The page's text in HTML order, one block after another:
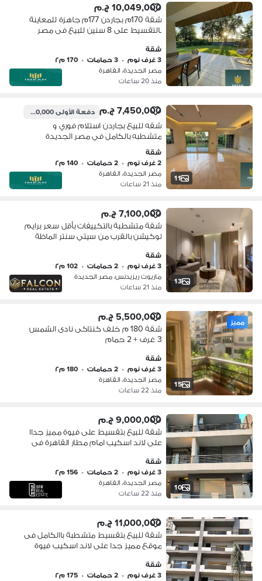
10,049,000 ج.م
شقة 170م بجاردن 177م جاهزة للمعاينة
بالتقسيط على 8 سنين للبيع فى مصر
شقة
3 غرف نوم
• 3 حمامات • 170 م٢
مصر الجديدة، القاهرة
منذ 20 ساعات
11
7,450,000 ج.م دفعة الأولى1,100,000 ج.م
شقه للبيع بجاردن استلام فوري و
متشطبه بالكامل في مصر الجديدة
الكاش
شقة
2 غرف نوم
• 2 حمامات • 140 م٢
مصر الجديدة، القاهرة
منذ 21 ساعات
13
7,100,000 ج.م
شقة متشطبة بالتكييفات بأقل سعر برايم
لوكيشن بالقرب من سيتي سنتر الماظة
Marriott
شقة
3 غرف نوم
• 2 حمامات • 102 م٢
ماريوت ريزيدنس، مصر الجديدة
منذ 21 ساعات
15
مميز 5,500,000 ج.م
شقة 180 م خلف كنتاكى نادى الشمس
3 غرف + 2 حمام
شقة
3 غرف نوم
• 2 حمامات • 180 م٢
مصر الجديدة، القاهرة
منذ 22 ساعات
10
9,000,000 ج.م
شقة للبيع بتقسيط على فيوة مميز جداا
على لاند اسكيب امام مطار القاهرة فى
شقة
3 غرف نوم
• 2 حمامات • 156 م٢
مصر الجديدة، القاهرة
منذ 22 ساعات
11,000,000 ج.م
شقة للبيع بتقسيط متشطبة باالكامل فى
موقع مميز جدا على لاند اسكيب فيوة
شقة
3 غرف نوم
• 2 حمامات • 175 م٢